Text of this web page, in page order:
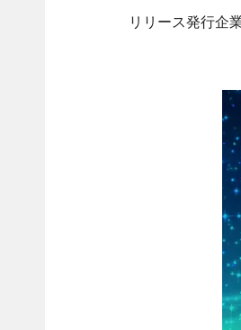
リリース発行企